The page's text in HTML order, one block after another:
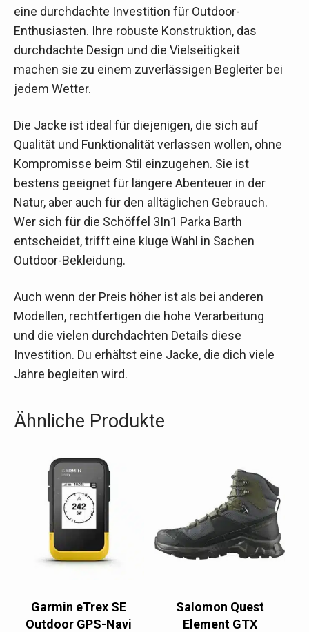
eine durchdachte Investition für Outdoor-
Enthusiasten. Ihre robuste Konstruktion, das
durchdachte Design und die Vielseitigkeit
machen sie zu einem zuverlässigen Begleiter bei
jedem Wetter.
Die Jacke ist ideal für diejenigen, die sich auf
Qualität und Funktionalität verlassen wollen, ohne
Kompromisse beim Stil einzugehen. Sie ist
bestens geeignet für längere Abenteuer in der
Natur, aber auch für den alltäglichen Gebrauch.
Wer sich für die Schöffel 3In1 Parka Barth
entscheidet, trifft eine kluge Wahl in Sachen
Outdoor-Bekleidung.
Auch wenn der Preis höher ist als bei anderen
Modellen, rechtfertigen die hohe Verarbeitung
und die vielen durchdachten Details diese
Investition. Du erhältst eine Jacke, die dich viele
Jahre begleiten wird.
Ähnliche Produkte
Garmin eTrex SE
Outdoor GPS-Navi
Salomon Quest
Element GTX